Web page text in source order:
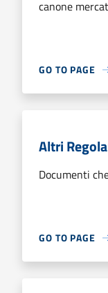
canone
GO TO PAGE
Altri
Documenti
GO TO PAGE